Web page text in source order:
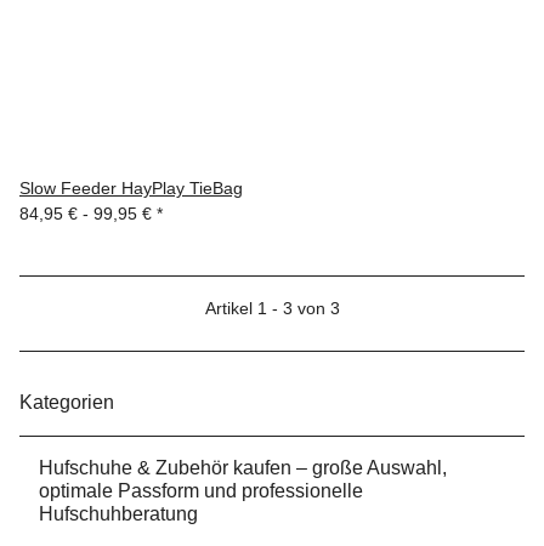
Slow Feeder HayPlay TieBag
84,95 € - 99,95 € *
Artikel 1 - 3 von 3
Kategorien
Hufschuhe & Zubehör kaufen – große Auswahl,
optimale Passform und professionelle
Hufschuhberatung